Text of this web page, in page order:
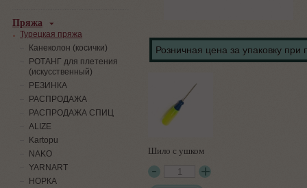
Розничная цена за упаковку при
Шило с ушком
Пряжа
Турецкая пряжа
Канеколон (косички)
РОТАНГ для плетения
(искусственный)
PЕЗИНКА
РАСПРОДАЖА
РАСПРОДАЖА СПИЦ
ALIZE
Kartopu
NAKO
YARNART
НОРКА